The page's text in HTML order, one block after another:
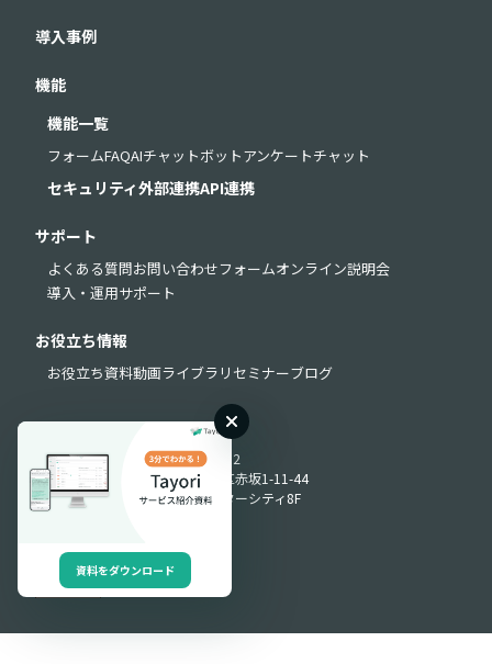
導入事例
機能
機能一覧
フォームFAQAIチャットボットアンケートチャット
セキュリティ外部連携API連携
サポート
よくある質問お問い合わせフォームオンライン説明会
導入・運用サポート
お役立ち情報
お役立ち資料動画ライブラリ セミナーブログ
Produced by
〒107-0052
東京都港区赤坂1-11-44
赤坂インターシティ8F
資料をダウンロード